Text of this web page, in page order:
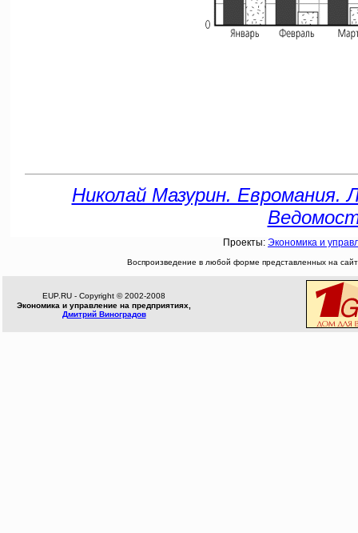
Николай Мазурин. Евромания.
Проекты: Экономика и
Воспроизведение в любой форме представленных на
EUP.RU - Copyright © 2002-2008
Экономика и управление на предприятиях,
Дмитрий Виноградов